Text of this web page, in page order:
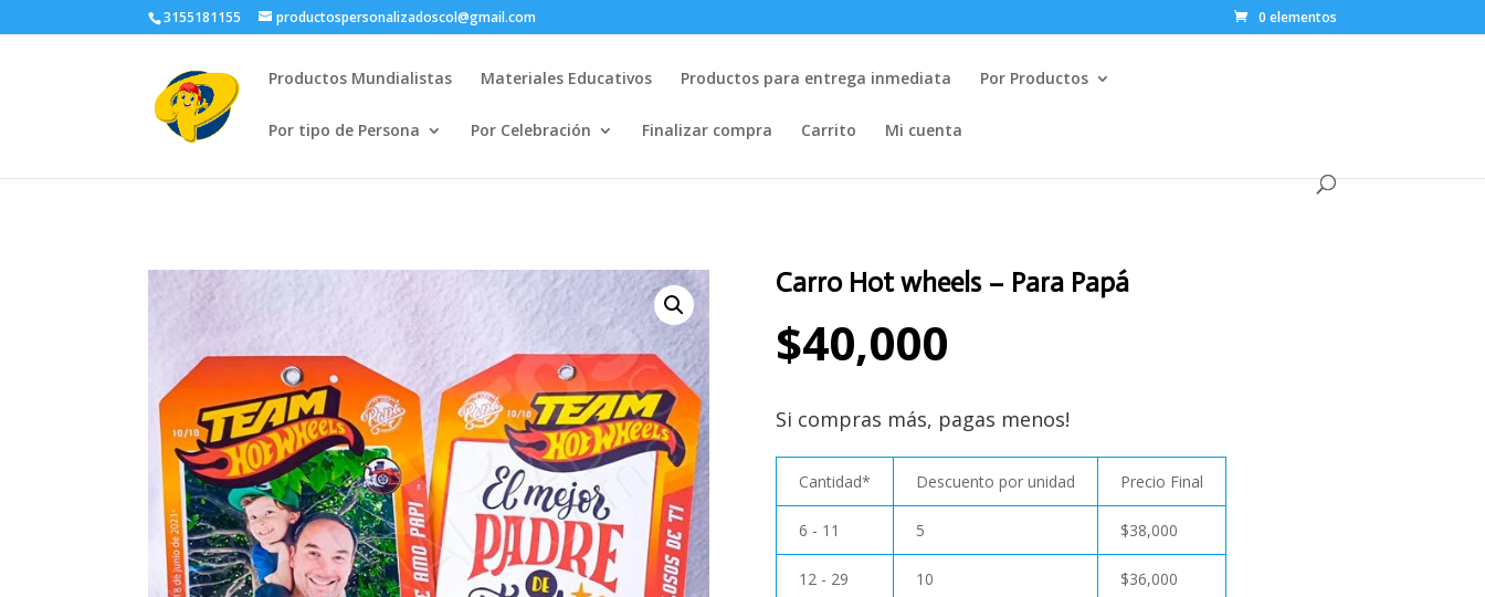
3155181155 productospersonalizadoscol@gmail.com 0 elementos
Productos Mundialistas Materiales Educativos Productos para entrega inmediata Por Productos
Por tipo de Persona Por Celebración Finalizar compra Carrito Mi cuenta
Carro Hot wheels – Para Papá
$40,000
Si compras más, pagas menos!
Cantidad* Descuento por unidad Precio Final
6 - 11 5 $38,000
12 - 29 10 $36,000